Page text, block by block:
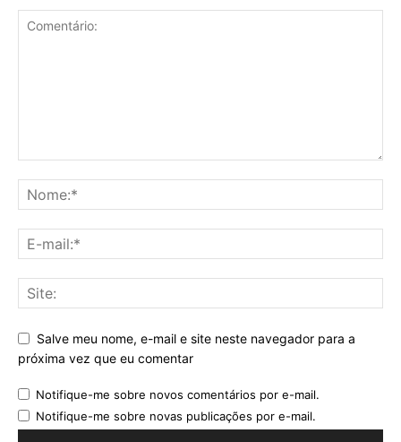
Salve meu nome, e-mail e site neste navegador para a
próxima vez que eu comentar
Notifique-me sobre novos comentários por e-mail.
Notifique-me sobre novas publicações por e-mail.